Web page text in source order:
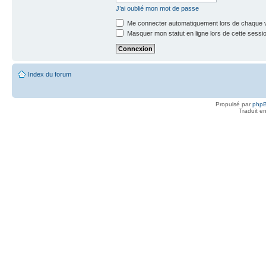
J’ai oublié mon mot de passe
Me connecter automatiquement lors de chaque
Masquer mon statut en ligne lors de cette
Index du forum
Propulsé par
Traduit